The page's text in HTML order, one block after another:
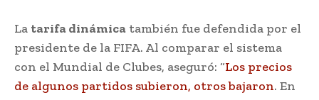
La tarifa dinámica también fue defendida por el
presidente de la FIFA. Al comparar el sistema
con el Mundial de Clubes, aseguró: “Los precios
de algunos partidos subieron, otros bajaron. En